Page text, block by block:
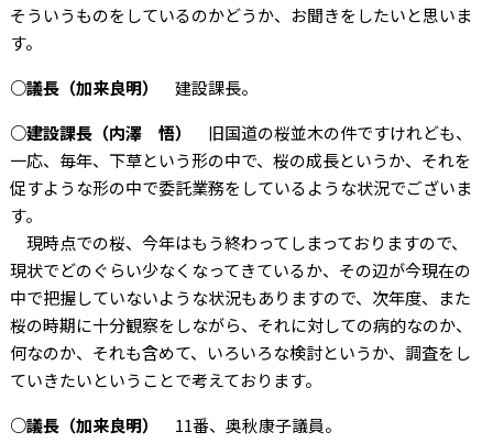
そういうものをしているのかどうか、お聞きをしたいと思いま
す。
○議長（加来良明）
建設課長。
○建設課長（内澤 悟）
旧国道の桜並木の件ですけれども、
一応、毎年、下草という形の中で、桜の成長というか、それを
促すような形の中で委託業務をしているような状況でございま
す。
現時点での桜、今年はもう終わってしまっておりますので、
現状でどのぐらい少なくなってきているか、その辺が今現在の
中で把握していないような状況もありますので、次年度、また
桜の時期に十分観察をしながら、それに対しての病的なのか、
何なのか、それも含めて、いろいろな検討というか、調査をし
ていきたいということで考えております。
○議長（加来良明）
11番、奥秋康子議員。